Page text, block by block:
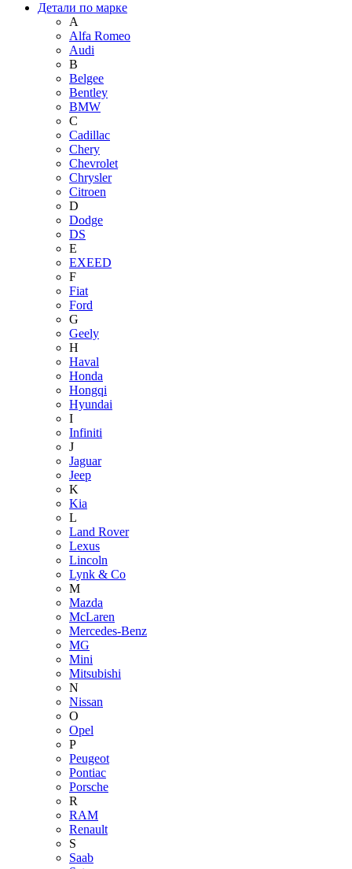
Детали по марке
A
Alfa Romeo
Audi
B
Belgee
Bentley
BMW
C
Cadillac
Chery
Chevrolet
Chrysler
Citroen
D
Dodge
DS
E
EXEED
F
Fiat
Ford
G
Geely
H
Haval
Honda
Hongqi
Hyundai
I
Infiniti
J
Jaguar
Jeep
K
Kia
L
Land Rover
Lexus
Lincoln
Lynk & Co
M
Mazda
McLaren
Mercedes-Benz
MG
Mini
Mitsubishi
N
Nissan
O
Opel
P
Peugeot
Pontiac
Porsche
R
RAM
Renault
S
Saab